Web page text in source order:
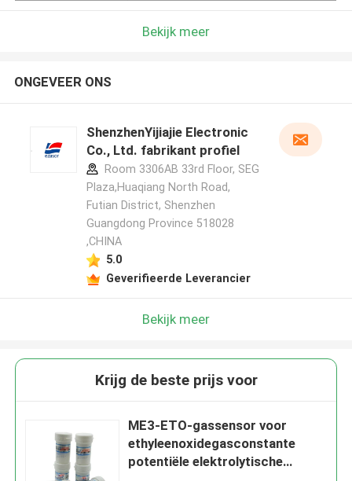
Bekijk meer
ONGEVEER ONS
ShenzhenYijiajie Electronic
Co., Ltd. fabrikant profiel
Room 3306AB 33rd Floor, SEG
Plaza,Huaqiang North Road,
Futian District, Shenzhen
Guangdong Province 518028
,CHINA
5.0
Geverifieerde Leverancier
Bekijk meer
Krijg de beste prijs voor
ME3-ETO-gassensor voor
ethyleenoxidegasconstante
potentiële elektrolytische